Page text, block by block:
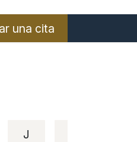
una cita
J